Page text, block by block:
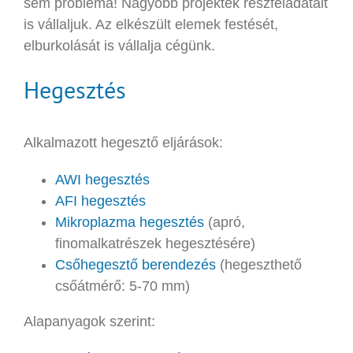
is vállaljuk. Az elkészült elemek festését,
elburkolását is vállalja cégünk.
Hegesztés
Alkalmazott hegesztő eljárások:
AWI hegesztés
AFI hegesztés
Mikroplazma hegesztés (apró,
finomalkatrészek hegesztésére)
Csőhegesztő berendezés (hegeszthető
csőátmérő: 5-70 mm)
Alapanyagok szerint: